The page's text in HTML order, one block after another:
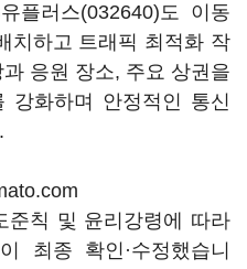
플러스(032640)도 이동
치하고 트래픽 최적화 작
응원 장소, 주요 상권을
강화하며 안정적인 통신
준칙 및 윤리강령에 따라
최종 확인·수정했습니